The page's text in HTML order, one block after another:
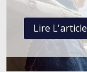
Lire L'article